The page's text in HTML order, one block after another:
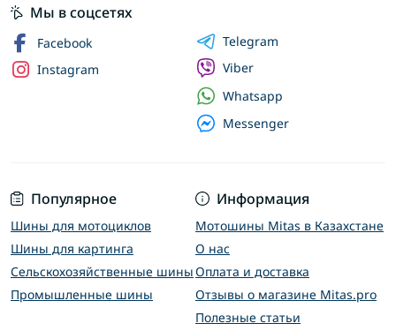
Популярное
Шины для мотоциклов
Шины для картинга
Сельскохозяйственные шины
Промышленные шины
Информация
Мотошины Mitas в Казахстане
О нас
Оплата и доставка
Отзывы о магазине Mitas.pro
Полезные статьи
Мы в соцсетях
Facebook
Instagram
Telegram
Viber
Whatsapp
Messenger